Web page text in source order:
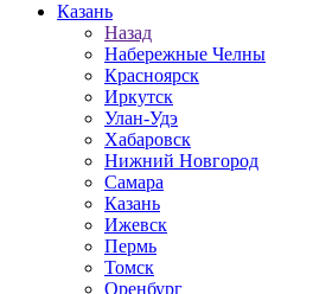
Казань
Назад
Набережные Челны
Красноярск
Иркутск
Улан-Удэ
Хабаровск
Нижний Новгород
Самара
Казань
Ижевск
Пермь
Томск
Оренбург